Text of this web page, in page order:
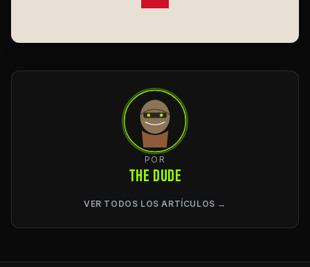
POR
THE DUDE
VER TODOS LOS ARTÍCULOS →